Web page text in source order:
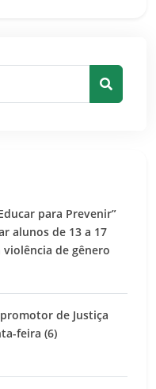
para Prevenir”
alunos de 13 a 17
de gênero
de Justiça
feira (6)